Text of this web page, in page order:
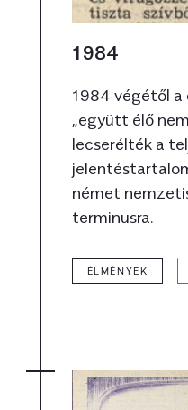
1984
1984 végétől a
„együtt élő
lecserélték a
német
terminusra.
ÉLMÉNYEK